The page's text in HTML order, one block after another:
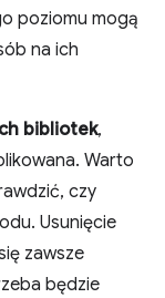
poziomu mogą
na ich
bibliotek,
Warto
czy
Usunięcie
zawsze
będzie